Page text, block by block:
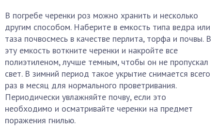
В погребе черенки роз можно хранить и несколько
другим способом. Наберите в емкость типа ведра или
таза почвосмесь в качестве перлита, торфа и почвы. В
эту емкость воткните черенки и накройте все
полиэтиленом, лучше темным, чтобы он не пропускал
свет. В зимний период такое укрытие снимается всего
раз в месяц для нормального проветривания.
Периодически увлажняйте почву, если это
необходимо и осматривайте черенки на предмет
поражения гнилью.